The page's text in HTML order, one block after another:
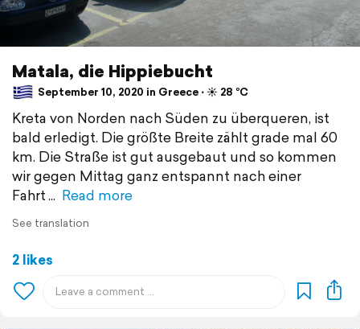
Matala, die Hippiebucht
September 10, 2020 in Greece ⋅ ☀️ 28 °C
Kreta von Norden nach Süden zu überqueren, ist
bald erledigt. Die größte Breite zählt grade mal 60
km. Die Straße ist gut ausgebaut und so kommen
wir gegen Mittag ganz entspannt nach einer
Fahrt
Read more
See translation
2 likes